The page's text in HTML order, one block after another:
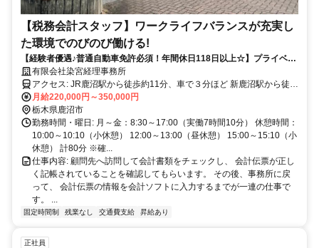
【税務会計スタッフ】ワークライフバランスが充実し
た環境でのびのび働ける!
【経験者優遇♪普通自動車免許必須！年間休日118日以上☆】プライベー
トを大切にしながら、一人前の税務業務を学べる！
有限会社染宮経理事務所
アクセス: JR鹿沼駅から徒歩約11分、車で３分ほど 新鹿沼駅から徒歩
約25分、車で７分ほど ※駐車場あり
月給220,000円～350,000円
栃木県鹿沼市
勤務時間・曜日: 月～金：8:30～17:00（実働7時間10分） 休憩時間：
10:00～10:10（小休憩） 12:00～13:00（昼休憩） 15:00～15:10（小
休憩） 計80分 ※確...
仕事内容: 顧問先へ訪問して会計書類をチェックし、 会計伝票が正し
く記帳されていることを確認してもらいます。 その後、事務所に戻
って、 会計伝票の情報を会計ソフトに入力するまでが一連の仕事で
す。 ...
固定時間制 残業なし 交通費支給 昇給あり
正社員